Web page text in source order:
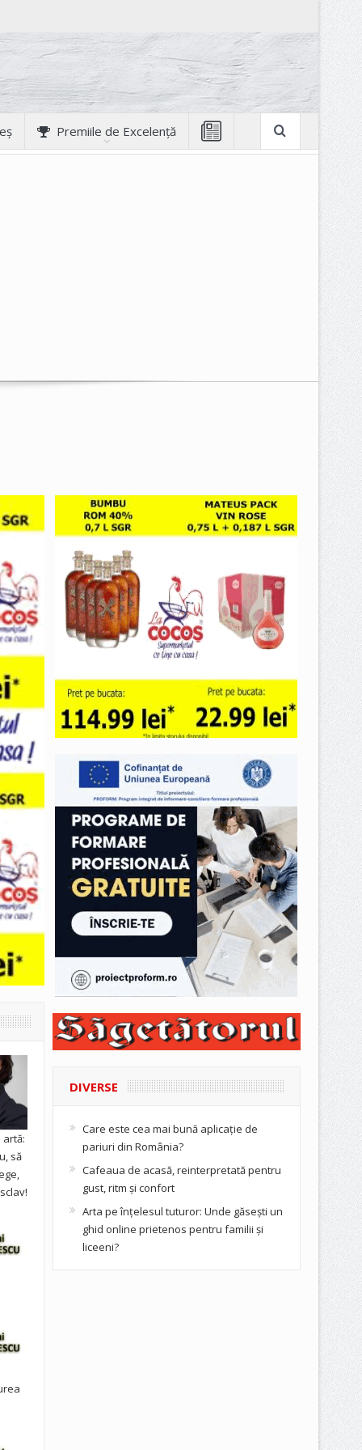
Premiile de Excelență
să
DIVERSE
Care este cea mai bună aplicație de
pariuri din România?
Cafeaua de acasă, reinterpretată pentru
gust, ritm și confort
Arta pe înțelesul tuturor: Unde găsești un
ghid online prietenos pentru familii și
liceeni?